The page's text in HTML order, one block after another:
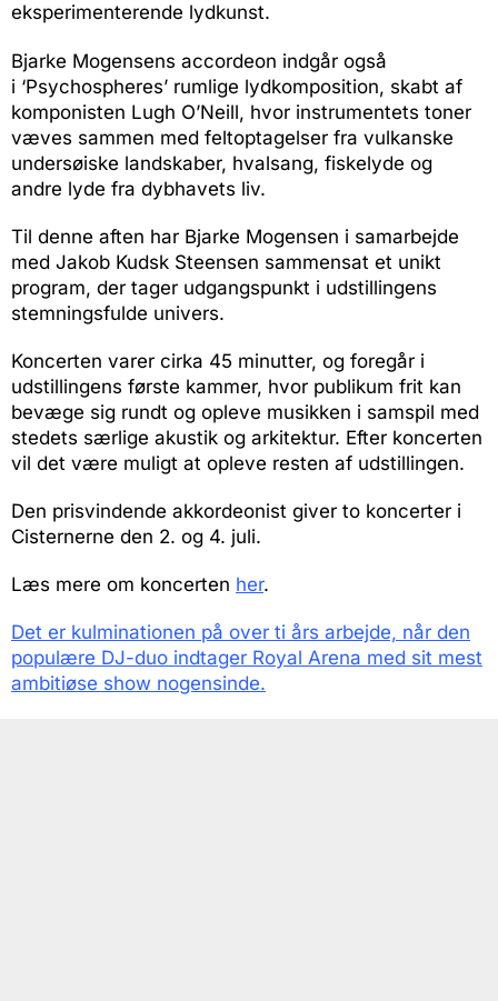
eksperimenterende lydkunst.
Bjarke Mogensens accordeon indgår også
i ‘Psychospheres’ rumlige lydkomposition, skabt af
komponisten Lugh O’Neill, hvor instrumentets toner
væves sammen med feltoptagelser fra vulkanske
undersøiske landskaber, hvalsang, fiskelyde og
andre lyde fra dybhavets liv.
Til denne aften har Bjarke Mogensen i samarbejde
med Jakob Kudsk Steensen sammensat et unikt
program, der tager udgangspunkt i udstillingens
stemningsfulde univers.
Koncerten varer cirka 45 minutter, og foregår i
udstillingens første kammer, hvor publikum frit kan
bevæge sig rundt og opleve musikken i samspil med
stedets særlige akustik og arkitektur. Efter koncerten
vil det være muligt at opleve resten af udstillingen.
Den prisvindende akkordeonist giver to koncerter i
Cisternerne den 2. og 4. juli.
Læs mere om koncerten her.
Det er kulminationen på over ti års arbejde, når den
populære DJ-duo indtager Royal Arena med sit mest
ambitiøse show nogensinde.